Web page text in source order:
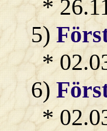
*
5)
*
6)
*